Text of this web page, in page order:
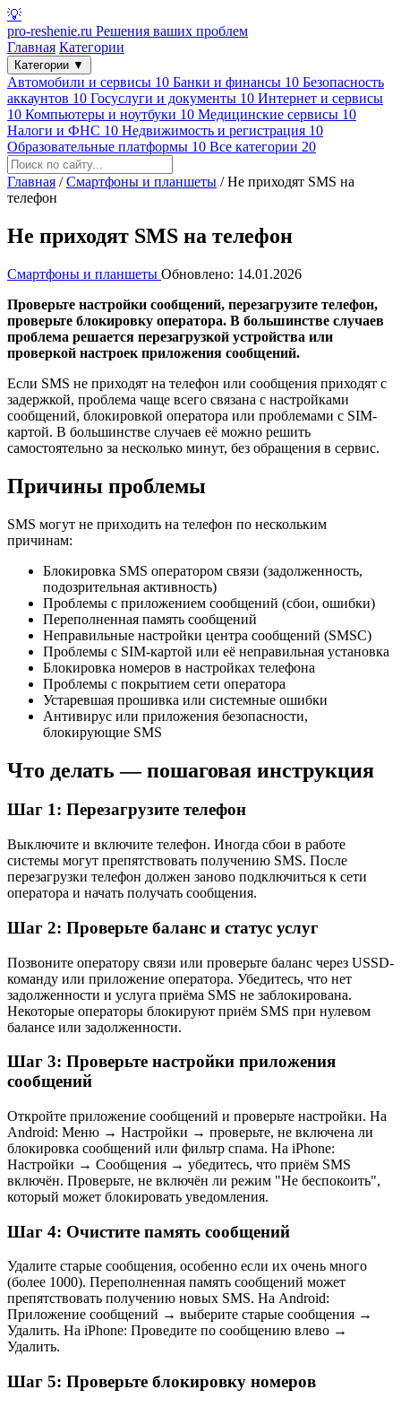
💡
pro-reshenie.ru Решения ваших проблем
Главная Категории
Категории ▼
Автомобили и сервисы 10 Банки и финансы 10 Безопасность
аккаунтов 10 Госуслуги и документы 10 Интернет и сервисы
10 Компьютеры и ноутбуки 10 Медицинские сервисы 10
Налоги и ФНС 10 Недвижимость и регистрация 10
Образовательные платформы 10 Все категории 20
Главная / Смартфоны и планшеты / Не приходят SMS на
телефон
Не приходят SMS на телефон
Смартфоны и планшеты Обновлено: 14.01.2026
Проверьте настройки сообщений, перезагрузите телефон,
проверьте блокировку оператора. В большинстве случаев
проблема решается перезагрузкой устройства или
проверкой настроек приложения сообщений.
Если SMS не приходят на телефон или сообщения приходят с
задержкой, проблема чаще всего связана с настройками
сообщений, блокировкой оператора или проблемами с SIM-
картой. В большинстве случаев её можно решить
самостоятельно за несколько минут, без обращения в сервис.
Причины проблемы
SMS могут не приходить на телефон по нескольким
причинам:
Блокировка SMS оператором связи (задолженность,
подозрительная активность)
Проблемы с приложением сообщений (сбои, ошибки)
Переполненная память сообщений
Неправильные настройки центра сообщений (SMSC)
Проблемы с SIM-картой или её неправильная установка
Блокировка номеров в настройках телефона
Проблемы с покрытием сети оператора
Устаревшая прошивка или системные ошибки
Антивирус или приложения безопасности,
блокирующие SMS
Что делать — пошаговая инструкция
Шаг 1: Перезагрузите телефон
Выключите и включите телефон. Иногда сбои в работе
системы могут препятствовать получению SMS. После
перезагрузки телефон должен заново подключиться к сети
оператора и начать получать сообщения.
Шаг 2: Проверьте баланс и статус услуг
Позвоните оператору связи или проверьте баланс через USSD-
команду или приложение оператора. Убедитесь, что нет
задолженности и услуга приёма SMS не заблокирована.
Некоторые операторы блокируют приём SMS при нулевом
балансе или задолженности.
Шаг 3: Проверьте настройки приложения
сообщений
Откройте приложение сообщений и проверьте настройки. На
Android: Меню → Настройки → проверьте, не включена ли
блокировка сообщений или фильтр спама. На iPhone:
Настройки → Сообщения → убедитесь, что приём SMS
включён. Проверьте, не включён ли режим "Не беспокоить",
который может блокировать уведомления.
Шаг 4: Очистите память сообщений
Удалите старые сообщения, особенно если их очень много
(более 1000). Переполненная память сообщений может
препятствовать получению новых SMS. На Android:
Приложение сообщений → выберите старые сообщения →
Удалить. На iPhone: Проведите по сообщению влево →
Удалить.
Шаг 5: Проверьте блокировку номеров